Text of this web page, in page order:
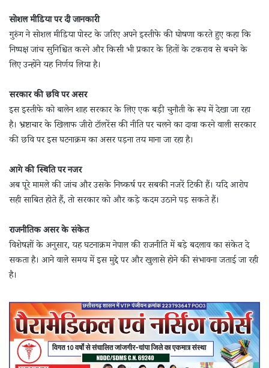
सोशल मीडिया पर दी जानकारी
गुरुंग ने सोशल मीडिया पोस्ट के जरिए अपने इस्तीफे की घोषणा करते हुए कहा कि
निष्पक्ष जांच सुनिश्चित करने और किसी भी प्रकार के हितों के टकराव से बचने के
लिए उन्होंने यह निर्णय लिया है।
सरकार की छवि पर असर
इस इस्तीफे को बालेन शाह सरकार के लिए एक बड़ी चुनौती के रूप में देखा जा रहा
है। भ्रष्टाचार के खिलाफ जीरो टॉलरेंस की नीति पर चलने का दावा करने वाली सरकार
की छवि पर इस घटनाक्रम का असर पड़ना तय माना जा रहा है।
आगे की स्थिति पर नजर
अब पूरे मामले की जांच और उसके निष्कर्ष पर सबकी नजरें टिकी हैं। यदि आरोप
सही साबित होते हैं, तो सरकार को और कड़े कदम उठाने पड़ सकते हैं।
राजनीतिक असर के संकेत
विशेषज्ञों के अनुसार, यह घटनाक्रम नेपाल की राजनीति में बड़े बदलाव का संकेत दे
सकता है। आने वाले समय में इस मुद्दे पर और खुलासे होने की संभावना जताई जा रही
है।